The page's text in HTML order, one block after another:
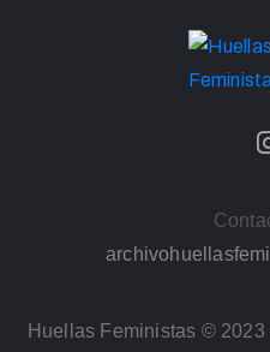
Huellas Feministas ©